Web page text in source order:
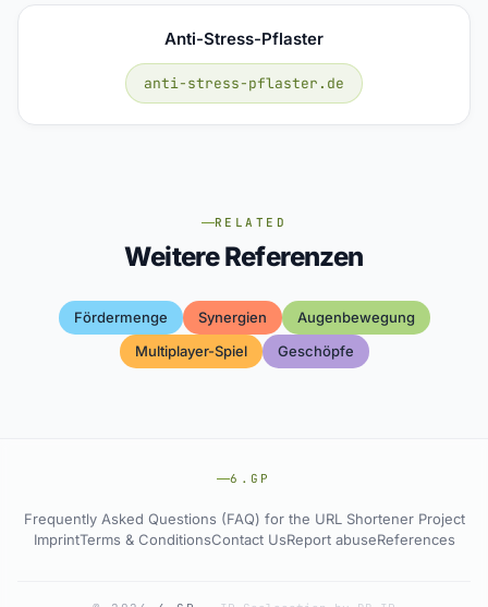
Anti-Stress-Pflaster
anti-stress-pflaster.de
RELATED
Weitere Referenzen
Fördermenge Synergien
Augenbewegung
Multiplayer-Spiel
Geschöpfe
6.GP
Frequently Asked Questions (FAQ) for the URL Shortener Project
ImprintTerms & ConditionsContact UsReport abuseReferences